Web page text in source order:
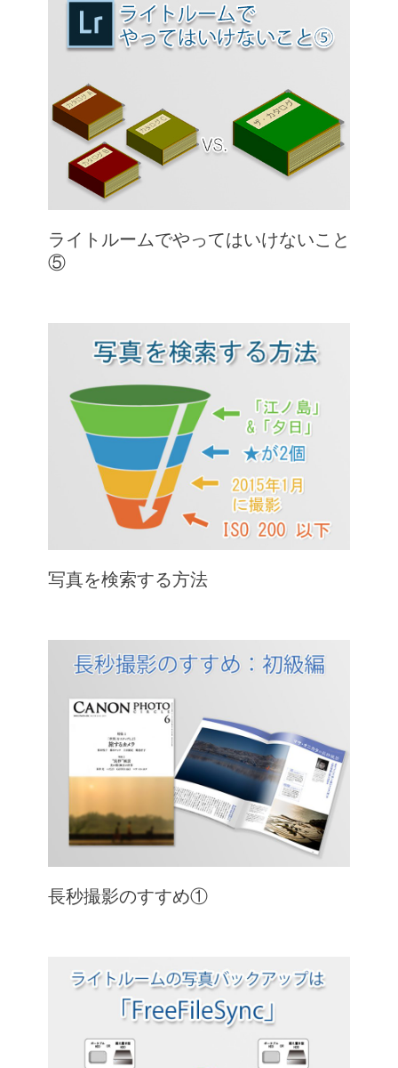
ライトルームでやってはいけないこと
⑤
写真を検索する方法
長秒撮影のすすめ①